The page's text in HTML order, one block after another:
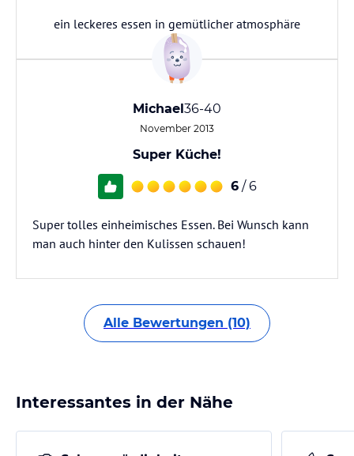
ein leckeres essen in gemütlicher atmosphäre
Michael36-40
November 2013
Super Küche!
6 / 6
Super tolles einheimisches Essen. Bei Wunsch kann
man auch hinter den Kulissen schauen!
Alle Bewertungen (10)
Interessantes in der Nähe